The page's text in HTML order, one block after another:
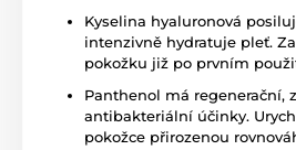
Kyselina hyaluronová
intenzivně hydratuje pleť.
pokožku již po prvním
Panthenol má regenerační,
antibakteriální účinky.
pokožce přirozenou